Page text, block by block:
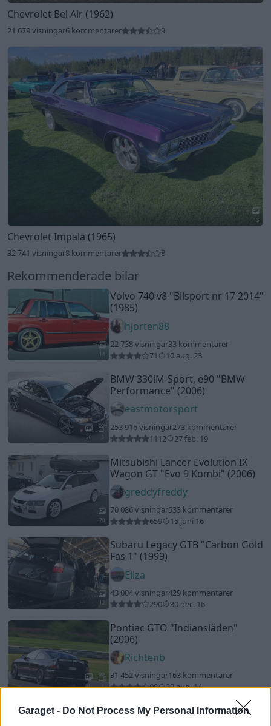
Garaget - Do Not Process My Personal Information
Chevrolet Bel Air (1962)
21 679 visningar6 kommentarer 9
15
Chevrolet Impala (1965)
32 741 visningar8 kommentarer 8
Rekommenderade bilar
14
Volvo 740 v8 "Bilsport nr 17 2014"
(1985)
hjorten88
22 738 visningar33 kommentarer
71
10 aug. 23
20 3
BMW 330iM-Sport, e90 "BMW
Performance" (2006)
eastmotorsport
253 916 visningar273 kommentarer
1112
27 feb. 19
20
Mitsubishi Lancer Evolution IX
Wagon GT "Evo 9 Kombi" (2006)
greddyfreddy
70 086 visningar533 kommentarer
659
15 juni 16
12
Subaru Legacy GTB "Carbon Gold
Fas 1" (1999)
Eliza
43 004 visningar429 kommentarer
290
30 dec. 16
20 2
Pontiac GTO "Indiansläden"
(2006)
Richtenb
31 452 visningar163 kommentarer
98
20 aug. 14
Volkswagen VENTO"Tequila